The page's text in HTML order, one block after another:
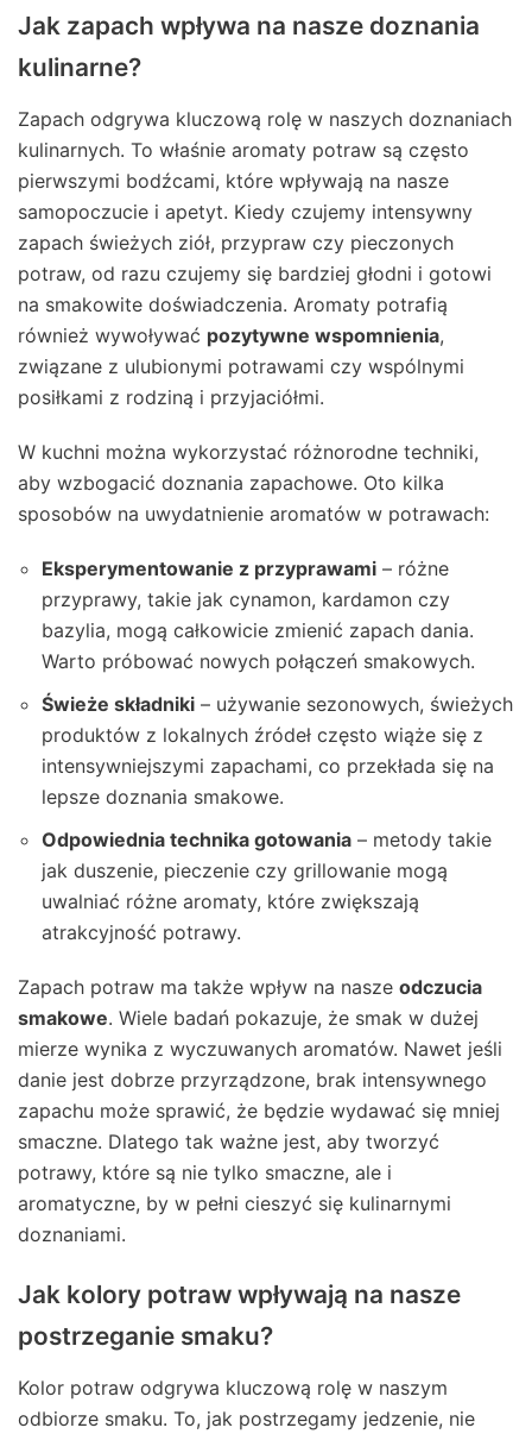
Jak zapach wpływa na nasze doznania
kulinarne?
Zapach odgrywa kluczową rolę w naszych doznaniach
kulinarnych. To właśnie aromaty potraw są często
pierwszymi bodźcami, które wpływają na nasze
samopoczucie i apetyt. Kiedy czujemy intensywny
zapach świeżych ziół, przypraw czy pieczonych
potraw, od razu czujemy się bardziej głodni i gotowi
na smakowite doświadczenia. Aromaty potrafią
również wywoływać pozytywne wspomnienia,
związane z ulubionymi potrawami czy wspólnymi
posiłkami z rodziną i przyjaciółmi.
W kuchni można wykorzystać różnorodne techniki,
aby wzbogacić doznania zapachowe. Oto kilka
sposobów na uwydatnienie aromatów w potrawach:
Eksperymentowanie z przyprawami – różne
przyprawy, takie jak cynamon, kardamon czy
bazylia, mogą całkowicie zmienić zapach dania.
Warto próbować nowych połączeń smakowych.
Świeże składniki – używanie sezonowych, świeżych
produktów z lokalnych źródeł często wiąże się z
intensywniejszymi zapachami, co przekłada się na
lepsze doznania smakowe.
Odpowiednia technika gotowania – metody takie
jak duszenie, pieczenie czy grillowanie mogą
uwalniać różne aromaty, które zwiększają
atrakcyjność potrawy.
Zapach potraw ma także wpływ na nasze odczucia
smakowe. Wiele badań pokazuje, że smak w dużej
mierze wynika z wyczuwanych aromatów. Nawet jeśli
danie jest dobrze przyrządzone, brak intensywnego
zapachu może sprawić, że będzie wydawać się mniej
smaczne. Dlatego tak ważne jest, aby tworzyć
potrawy, które są nie tylko smaczne, ale i
aromatyczne, by w pełni cieszyć się kulinarnymi
doznaniami.
Jak kolory potraw wpływają na nasze
postrzeganie smaku?
Kolor potraw odgrywa kluczową rolę w naszym
odbiorze smaku. To, jak postrzegamy jedzenie, nie